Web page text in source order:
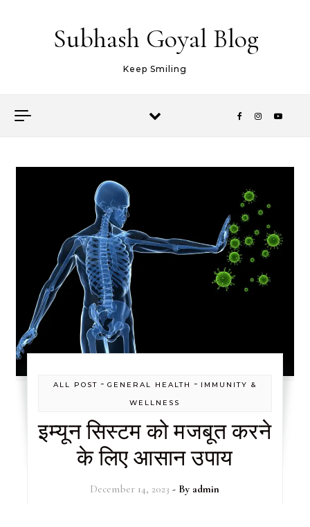
Subhash Goyal Blog
Keep Smiling
ALL POST - GENERAL HEALTH - IMMUNITY &
WELLNESS
इम्यून सिस्टम को मजबूत करने
के लिए आसान उपाय
December 14, 2023 - By admin